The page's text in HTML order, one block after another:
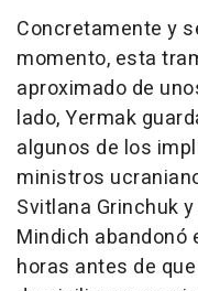
Concretamente y
momento, esta
aproximado de
lado, Yermak
algunos de los
ministros
Svitlana Grinchuk
Mindich abandonó
horas antes de